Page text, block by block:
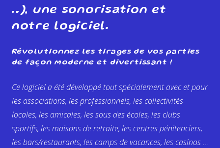
…), une sonorisation et
notre logiciel.
Révolutionnez les tirages de vos parties
de façon moderne et divertissant !
Ce logiciel a été développé tout spécialement avec et pour
les associations, les professionnels, les collectivités
locales, les amicales, les sous des écoles, les clubs
sportifs, les maisons de retraite, les centres pénitenciers,
les bars/restaurants, les camps de vacances, les casinos …